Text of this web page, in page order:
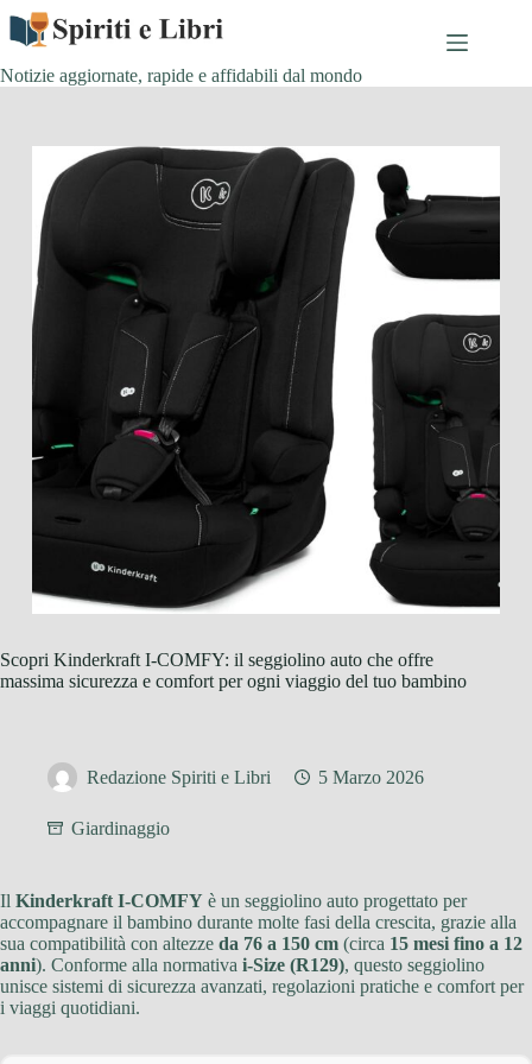
Salta
contenuto
Notizie aggiornate, rapide e affidabili dal mondo
Scopri Kinderkraft I-COMFY: il seggiolino auto che offre
massima sicurezza e comfort per ogni viaggio del tuo bambino
Redazione Spiriti e Libri 5 Marzo 2026
Giardinaggio
Il Kinderkraft I-COMFY è un seggiolino auto progettato per
accompagnare il bambino durante molte fasi della crescita, grazie alla
sua compatibilità con altezze da 76 a 150 cm (circa 15 mesi fino a 12
anni). Conforme alla normativa i-Size (R129), questo seggiolino
unisce sistemi di sicurezza avanzati, regolazioni pratiche e comfort per
i viaggi quotidiani.